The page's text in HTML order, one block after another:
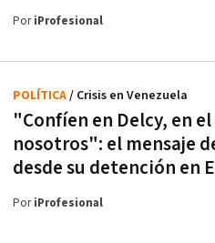
PoriProfesional
"Confíen en Delcy, en
nosotros": el mensaje
desde su detención en
POLÍTICA/ Crisis en Venezuela
PoriProfesional